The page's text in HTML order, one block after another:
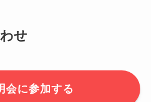
せ
会に参加する